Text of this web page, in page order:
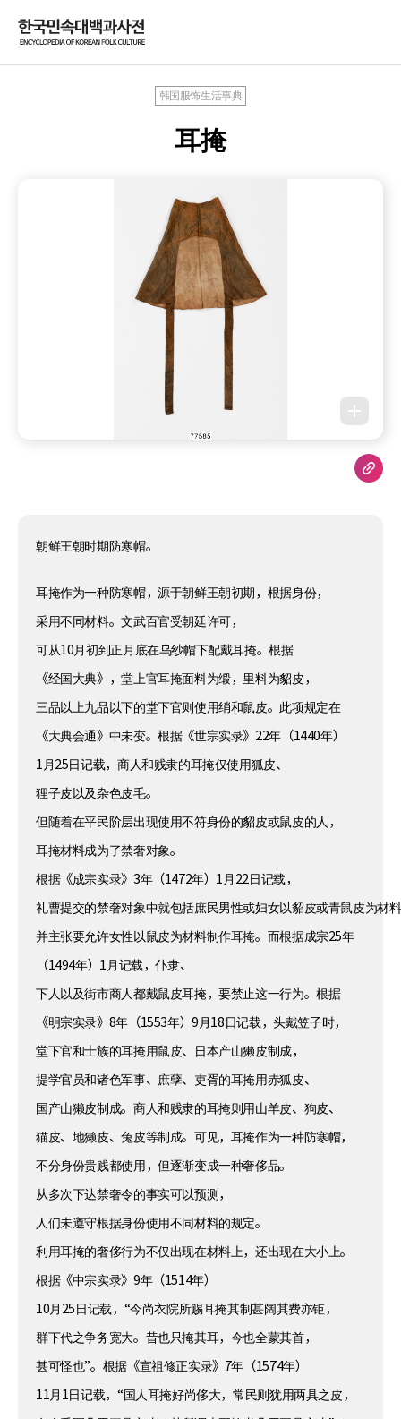
韩国服饰生活事典
耳掩
朝鲜王朝时期防寒帽。
耳掩作为一种防寒帽，源于朝鲜王朝初期，根据身份，
采用不同材料。文武百官受朝廷许可，
可从10月初到正月底在乌纱帽下配戴耳掩。根据
《经国大典》，堂上官耳掩面料为缎，里料为貂皮，
三品以上九品以下的堂下官则使用绡和鼠皮。此项规定在
《大典会通》中未变。根据《世宗实录》22年（1440年）
1月25日记载，商人和贱隶的耳掩仅使用狐皮、
狸子皮以及杂色皮毛。
但随着在平民阶层出现使用不符身份的貂皮或鼠皮的人，
耳掩材料成为了禁奢对象。
根据《成宗实录》3年（1472年）1月22日记载，
礼曹提交的禁奢对象中就包括庶民男性或妇女以貂皮或青鼠皮为材
并主张要允许女性以鼠皮为材料制作耳掩。而根据成宗25年
（1494年）1月记载，仆隶、
下人以及街市商人都戴鼠皮耳掩，要禁止这一行为。根据
《明宗实录》8年（1553年）9月18日记载，头戴笠子时，
堂下官和士族的耳掩用鼠皮、日本产山獭皮制成，
提学官员和诸色军事、庶孽、吏胥的耳掩用赤狐皮、
国产山獭皮制成。商人和贱隶的耳掩则用山羊皮、狗皮、
猫皮、地獭皮、兔皮等制成。可见，耳掩作为一种防寒帽，
不分身份贵贱都使用，但逐渐变成一种奢侈品。
从多次下达禁奢令的事实可以预测，
人们未遵守根据身份使用不同材料的规定。
利用耳掩的奢侈行为不仅出现在材料上，还出现在大小上。
根据《中宗实录》9年（1514年）
10月25日记载，“今尚衣院所赐耳掩其制甚阔其费亦钜，
群下代之争务宽大。昔也只掩其耳，今也全蒙其首，
甚可怪也”。根据《宣祖修正实录》7年（1574年）
11月1日记载，“国人耳掩好尚侈大，常民则犹用两具之皮，